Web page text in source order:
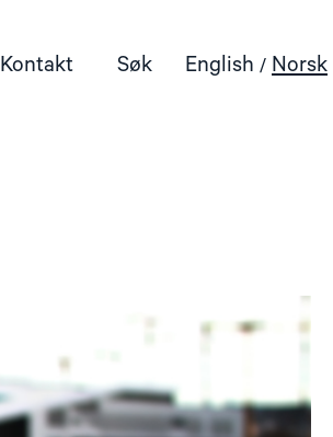
Kontakt Søk English Norsk